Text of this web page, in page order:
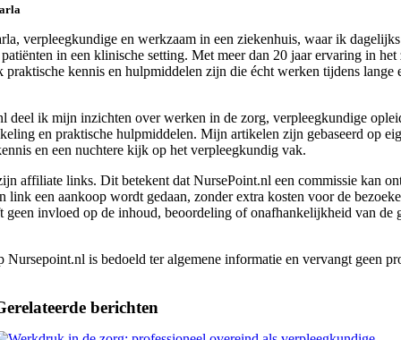
verpleegkundige en werkzaam in een ziekenhuis, waar ik
in een klinische setting. Met meer dan 20 jaar ervaring in het
praktische kennis en hulpmiddelen zijn die écht werken tijdens lange
deel ik mijn inzichten over werken in de zorg, verpleegkundige
en praktische hulpmiddelen. Mijn artikelen zijn gebaseerd op
en een nuchtere kijk op het verpleegkundig vak.
affiliate links. Dit betekent dat NursePoint.nl een commissie kan
link een aankoop wordt gedaan, zonder extra kosten voor de
geen invloed op de inhoud, beoordeling of onafhankelijkheid van de
Nursepoint.nl is bedoeld ter algemene informatie en vervangt geen
berichten